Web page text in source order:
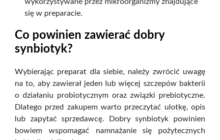
się w preparacie.
Co powinien zawierać dobry
synbiotyk?
Wybierając preparat dla siebie, należy zwrócić uwagę
na to, aby zawierał jeden lub więcej szczepów bakterii
o działaniu probiotycznym oraz związki prebiotyczne.
Dlatego przed zakupem warto przeczytać ulotkę, opis
lub zapytać sprzedawcę. Dobry synbiotyk powinien
bowiem wspomagać namnażanie się pożytecznych